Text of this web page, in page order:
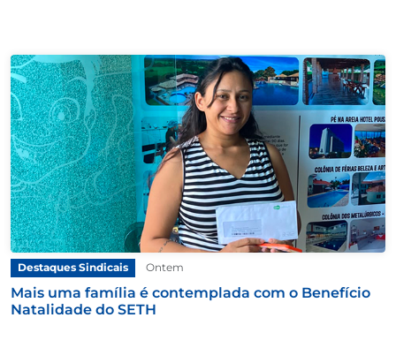
Destaques Sindicais Ontem
Mais uma família é contemplada com o Benefício
Natalidade do SETH